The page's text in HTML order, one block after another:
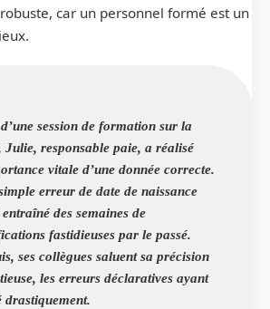
car un personnel formé est un
session de formation sur la
Julie, responsable paie, a réalisé
vitale d’une donnée correcte.
erreur de date de naissance
des semaines de
fastidieuses par le passé.
ses collègues saluent sa précision
les erreurs déclaratives ayant
drastiquement.